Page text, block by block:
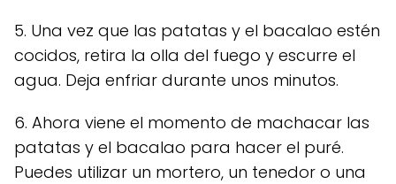
5. Una vez que las patatas y el bacalao estén
cocidos, retira la olla del fuego y escurre el
agua. Deja enfriar durante unos minutos.
6. Ahora viene el momento de machacar las
patatas y el bacalao para hacer el puré.
Puedes utilizar un mortero, un tenedor o una